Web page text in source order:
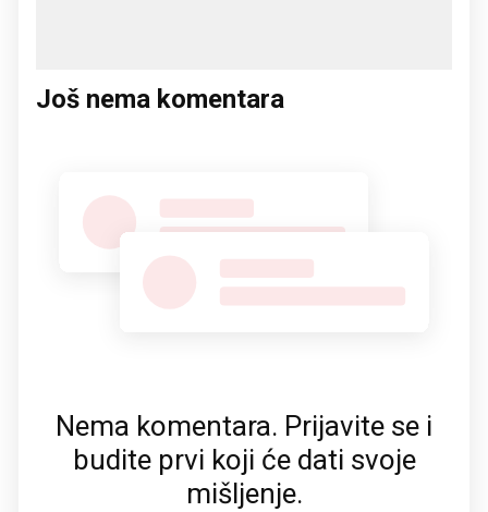
Još nema komentara
Nema komentara. Prijavite se i
budite prvi koji će dati svoje
mišljenje.